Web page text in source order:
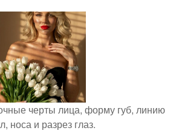
черты лица, форму губ, линию
носа и разрез глаз.